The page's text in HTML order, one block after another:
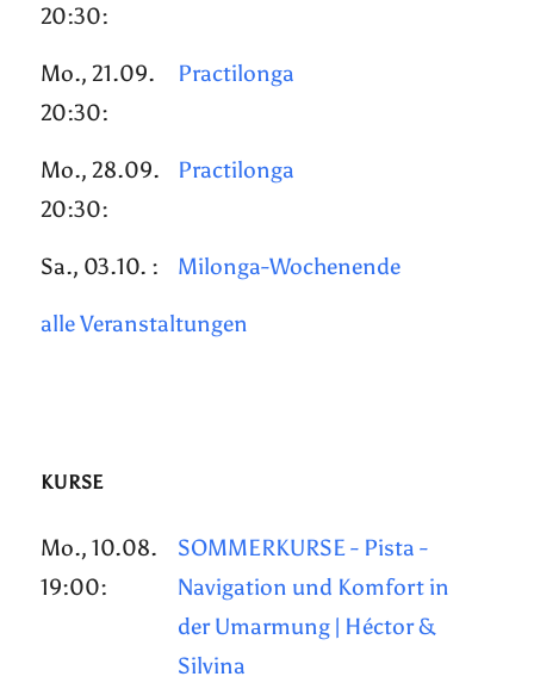
20:30:
Mo., 21.09.
20:30:
Practilonga
Mo., 28.09.
20:30:
Practilonga
Sa., 03.10. : Milonga-Wochenende
alle Veranstaltungen
KURSE
Mo., 10.08.
19:00:
SOMMERKURSE - Pista -
Navigation und Komfort in
der Umarmung | Héctor &
Silvina